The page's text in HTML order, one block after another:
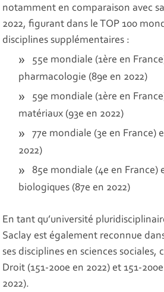
notamment en comparaison avec
2022, figurant dans le TOP 100
disciplines supplémentaires :
55e mondiale (1ère en
pharmacologie (89e en 2022)
59e mondiale (1ère en
matériaux (93e en 2022)
77e mondiale (3e en France)
2022)
85e mondiale (4e en France)
biologiques (87e en 2022)
En tant qu’université
Saclay est également reconnue
ses disciplines en sciences sociales,
Droit (151-200e en 2022) et 151-
2022).